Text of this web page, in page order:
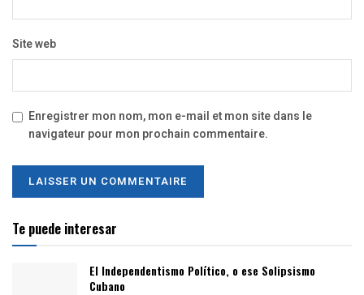
Site web
Enregistrer mon nom, mon e-mail et mon site dans le
navigateur pour mon prochain commentaire.
Te puede interesar
El Independentismo Político, o ese Solipsismo
Cubano